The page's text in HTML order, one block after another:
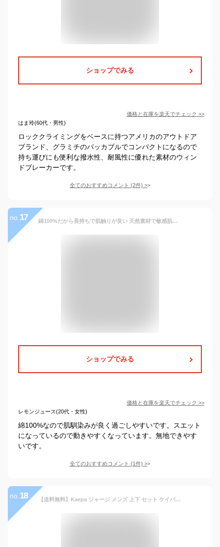
ショップでみる
価格と在庫を楽天でチェック >>
はま玲(60代・男性)
ロッククライミングをベースに持つアメリカのアウトドア
ブランド、グラミチのパッカブルでコンパクトになるので
持ち運びにも便利な撥水性、耐風性に優れた素材のウィン
ドブレーカーです。
全てのおすすめコメント (2件) >
no. 17 綿100%だから長持ちで肌触りが良い 天然素材で敏感肌にもオススメ スウェットパンツ 10オンス スウェット メンズ レディース 下 パンツ 黒 白 無地 人気 部屋着 ルームウェア ペア パジャマ 春 夏 秋 冬 服 服装 キャンプ アウトドア LAD WEATHER ラドウェザー
ショップでみる
価格と在庫を楽天でチェック >>
レモンジュース(20代・女性)
綿100%なので肌馴染みが良く過ごしやすいです。スエット
になっているので動きやすくなっています。無地できやす
いです。
全てのおすすめコメント (1件) >
no. 18 【送料無料】Kaepa ジャージ メンズ 上下 セット ケイパ 選べる股下 股下 63cm 66cm 69cm 大きいサイズ UVカット 吸水速乾 セットアップ ジップアップ トレーニングウェア KP366 【AP】